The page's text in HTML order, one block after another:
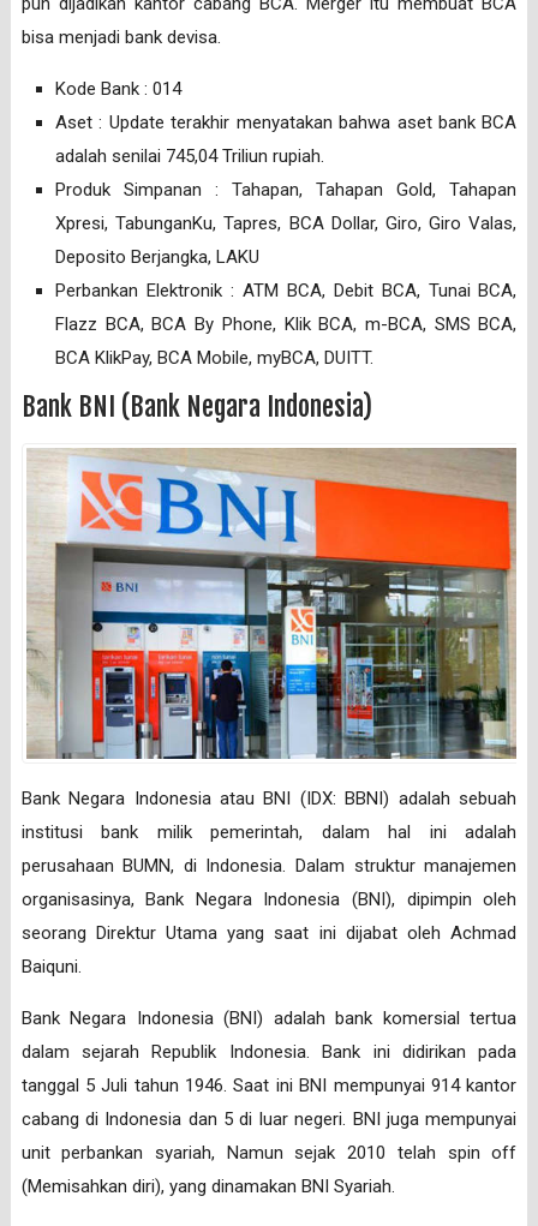
bisa menjadi bank devisa.
Kode Bank : 014
Aset : Update terakhir menyatakan bahwa aset bank BCA
adalah senilai 745,04 Triliun rupiah.
Produk Simpanan : Tahapan, Tahapan Gold, Tahapan
Xpresi, TabunganKu, Tapres, BCA Dollar, Giro, Giro Valas,
Deposito Berjangka, LAKU
Perbankan Elektronik : ATM BCA, Debit BCA, Tunai BCA,
Flazz BCA, BCA By Phone, Klik BCA, m-BCA, SMS BCA,
BCA KlikPay, BCA Mobile, myBCA, DUITT.
Bank BNI (Bank Negara Indonesia)
Bank Negara Indonesia atau BNI (IDX: BBNI) adalah sebuah
institusi bank milik pemerintah, dalam hal ini adalah
perusahaan BUMN, di Indonesia. Dalam struktur manajemen
organisasinya, Bank Negara Indonesia (BNI), dipimpin oleh
seorang Direktur Utama yang saat ini dijabat oleh Achmad
Baiquni.
Bank Negara Indonesia (BNI) adalah bank komersial tertua
dalam sejarah Republik Indonesia. Bank ini didirikan pada
tanggal 5 Juli tahun 1946. Saat ini BNI mempunyai 914 kantor
cabang di Indonesia dan 5 di luar negeri. BNI juga mempunyai
unit perbankan syariah, Namun sejak 2010 telah spin off
(Memisahkan diri), yang dinamakan BNI Syariah.